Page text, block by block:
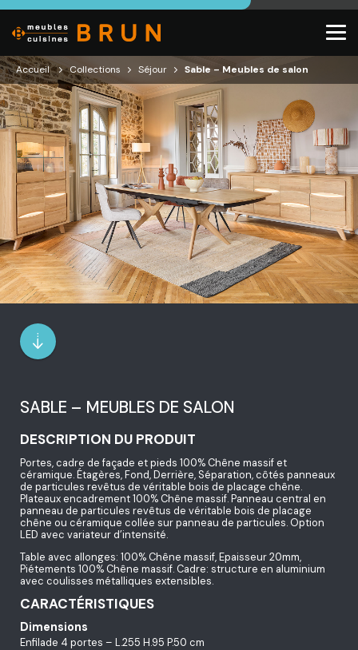
Accueil Collections Séjour Sable – Meubles de salon
SABLE – MEUBLES DE SALON
DESCRIPTION DU PRODUIT
Portes, cadre de façade et pieds 100% Chêne massif et
céramique. Étagères, Fond, Derrière, Séparation, côtés panneaux
de particules revêtus de véritable bois de placage chêne.
Plateaux encadrement 100% Chêne massif. Panneau central en
panneau de particules revêtus de véritable bois de placage
chêne ou céramique collée sur panneau de particules. Option
LED avec variateur d’intensité.
Table avec allonges: 100% Chêne massif, Epaisseur 20mm,
Piétements 100% Chêne massif. Cadre: structure en aluminium
avec coulisses métalliques extensibles.
CARACTÉRISTIQUES
Dimensions
Enfilade 4 portes – L.255 H.95 P.50 cm